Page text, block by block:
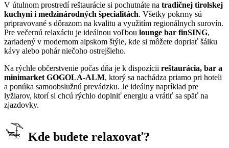
V útulnom prostredí reštaurácie si pochutnáte na tradičnej tirolskej
kuchyni i medzinárodných špecialitách. Všetky pokrmy sú
pripravované s dôrazom na kvalitu a využitím regionálnych surovín.
Pre večernú relaxáciu je ideálnou voľbou lounge bar finSING,
zariadený v modernom alpskom štýle, kde si môžete dopriať šálku
kávy alebo pohár niečoho ostrejšieho.
Na rýchle občerstvenie počas dňa je k dispozícii reštaurácia, bar a
minimarket GOGOLA-ALM, ktorý sa nachádza priamo pri hoteli
a ponúka samoobslužnú prevádzku. Je ideálny napríklad pre
lyžiarov, ktorí si chcú rýchlo doplniť energiu a vrátiť sa späť na
zjazdovky.
Kde budete relaxovať?